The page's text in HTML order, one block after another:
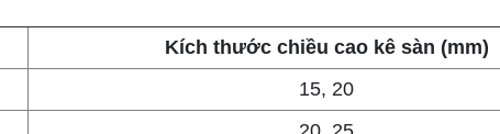
Kích thước chiều cao kê sàn (mm)
15, 20